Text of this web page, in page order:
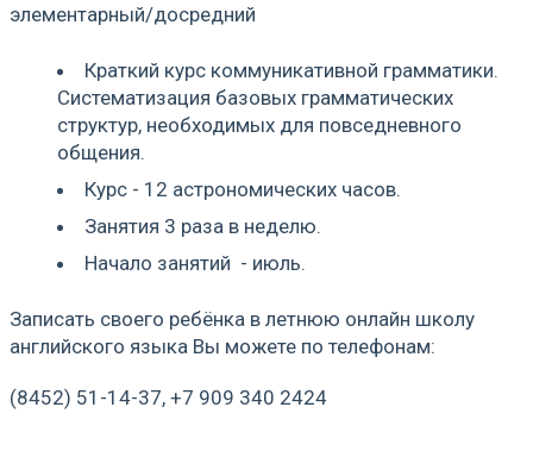
элементарный/досредний
Краткий курс коммуникативной грамматики.
Систематизация базовых грамматических
структур, необходимых для повседневного
общения.
Курс - 12 астрономических часов.
Занятия 3 раза в неделю.
Начало занятий - июль.
Записать своего ребёнка в летнюю онлайн школу
английского языка Вы можете по телефонам:
(8452) 51-14-37, +7 909 340 2424